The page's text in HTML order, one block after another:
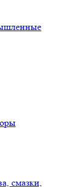
смазки,